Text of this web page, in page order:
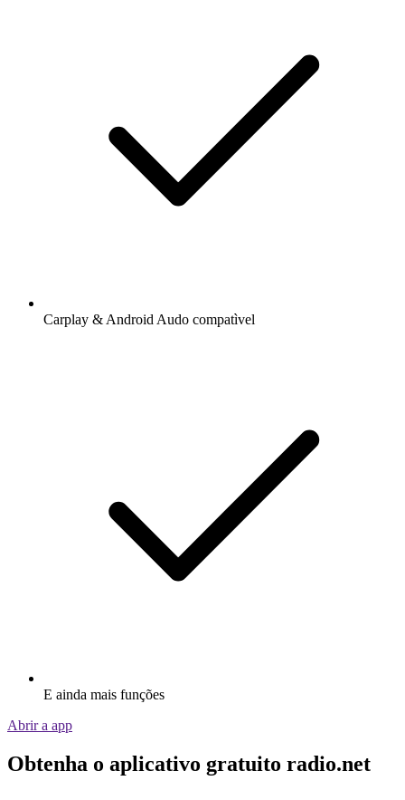
Carplay & Android Audo compatìvel
E ainda mais funções
Abrir a app
Obtenha o aplicativo gratuito radio.net